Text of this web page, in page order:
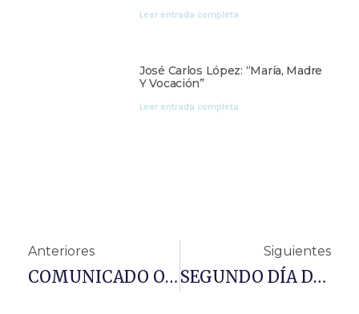
Leer entrada completa
José Carlos López: “María, Madre
Y Vocación”
Leer entrada completa
Anteriores
COMUNICADO OFICIAL SOBRE EL COVID-19
Siguientes
SEGUNDO DÍA DE NOVENA POR EL #COVID_19